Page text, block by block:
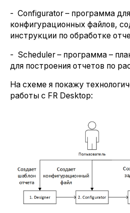
- Configurator – программа
конфигурационных файлов,
инструкции по обработке
- Scheduler – программа –
для построения отчетов по
На схеме я покажу
работы с FR Desktop: